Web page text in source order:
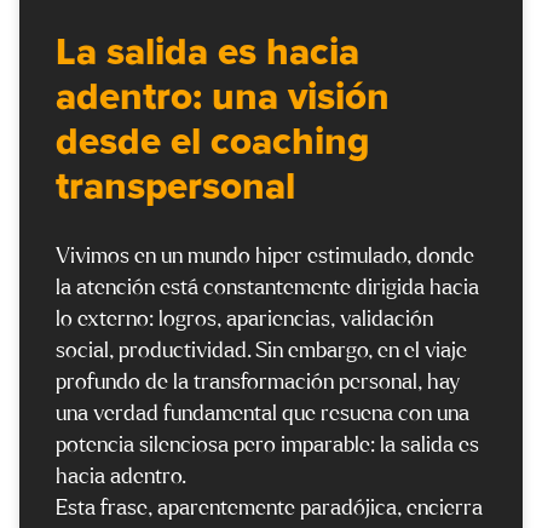
La salida es hacia
adentro: una visión
desde el coaching
transpersonal
Vivimos en un mundo hiper estimulado, donde
la atención está constantemente dirigida hacia
lo externo: logros, apariencias, validación
social, productividad. Sin embargo, en el viaje
profundo de la transformación personal, hay
una verdad fundamental que resuena con una
potencia silenciosa pero imparable: la salida es
hacia adentro.
Esta frase, aparentemente paradójica, encierra